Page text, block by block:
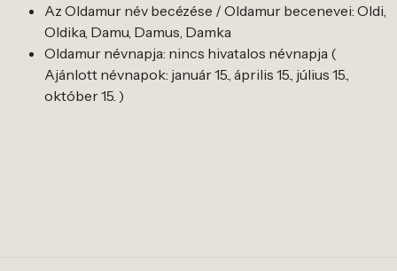
Az Oldamur név becézése / Oldamur becenevei: Oldi,
Oldika, Damu, Damus, Damka
Oldamur névnapja: nincs hivatalos névnapja (
Ajánlott névnapok: január 15., április 15., július 15.,
október 15. )